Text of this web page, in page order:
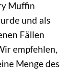
Muffin
und als
Fällen
empfehlen,
Menge des